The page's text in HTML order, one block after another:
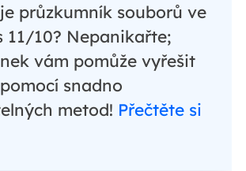
průzkumník souborů ve
11/10? Nepanikařte;
vám pomůže vyřešit
snadno
metod! Přečtěte si